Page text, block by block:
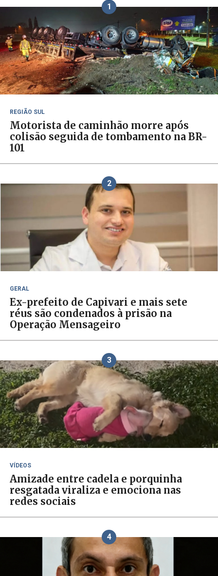
1
REGIÃO SUL
Motorista de caminhão morre após
colisão seguida de tombamento na BR-
101
2
GERAL
Ex-prefeito de Capivari e mais sete
réus são condenados à prisão na
Operação Mensageiro
3
VÍDEOS
Amizade entre cadela e porquinha
resgatada viraliza e emociona nas
redes sociais
4